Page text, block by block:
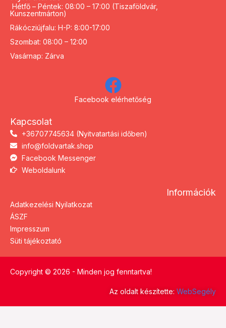
Hétfő – Péntek: 08:00 – 17:00 (Tiszaföldvár,
Kunszentmárton)
Rákócziújfalu: H-P: 8:00-17:00
Szombat: 08:00 – 12:00
Vasárnap: Zárva
Facebook elérhetőség
Kapcsolat
+36707745634 (Nyitvatartási időben)
info@foldvartak.shop
Facebook Messenger
Weboldalunk
Információk
Adatkezelési Nyilatkozat
ÁSZF
Impresszum
Süti tájékoztató
Copyright © 2026 - Minden jog fenntartva!
Az oldalt készítette: WebSegély